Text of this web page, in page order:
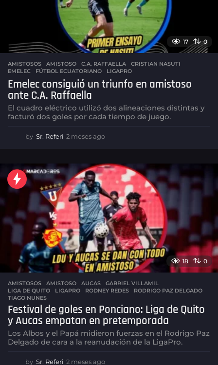
17 0
AMISTOSOS AMISTOSO ,C.A. RAFFAELLA ,CRISTIAN NASUTI
EMELEC
,FÚTBOL ECUATORIANO ,LIGAPRO
Emelec consiguió un triunfo en amistoso
ante C.A. Raffaella
El cuadro eléctrico utilizó dos alineaciones distintas y
facturó dos goles por cada tiempo de juego.
by Sr. Referi 2 meses ago
s
e
a
g
o
18 0
AMISTOSOS AMISTOSO ,AUCAS ,GABRIEL VILLAMIL
LIGA DE QUITO
,LIGAPRO ,RODNEY REDES ,RODRIGO PAZ DELGADO
TIAGO NUNES
Festival de goles en Ponciano: Liga de Quito
y Aucas empatan en pretemporada
Los Albos y el Papá midieron fuerzas en el Rodrigo Paz
Delgado de cara a la reanudación de la LigaPro.
by Sr. Referi 2 meses ago